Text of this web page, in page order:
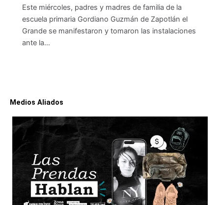
Este miércoles, padres y madres de familia de la
escuela primaria Gordiano Guzmán de Zapotlán el
Grande se manifestaron y tomaron las instalaciones
ante la…
Medios Aliados